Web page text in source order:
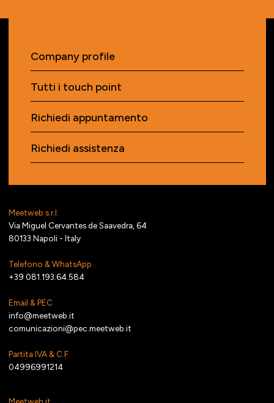
Meetweb s.r.l.
Via Miguel Cervantes de Saavedra, 64
80133 Napoli - Italy
Telefono & WhatsApp
+39 081.193.64.584
Email & PEC
info@meetweb.it
comunicazioni@pec.meetweb.it
Partita IVA & C.F.
04996991214
Meetweb.it
Company profile
Tutti i touch point
Richiedi appuntamento
Richiedi assistenza